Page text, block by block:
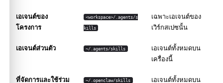
เอเจนต์ของ
โครงการ
<workspace>/.agents/s
kills
เฉพาะเอเจนต์ของ
เวิร์กสเปซนั้น
เอเจนต์ส่วนตัว ~/.agents/skills
เอเจนต์ทั้งหมดบน
เครื่องนี้
ที่จัดการและใช้ร่วม
~/.openclaw/skills
เอเจนต์ทั้งหมดบน